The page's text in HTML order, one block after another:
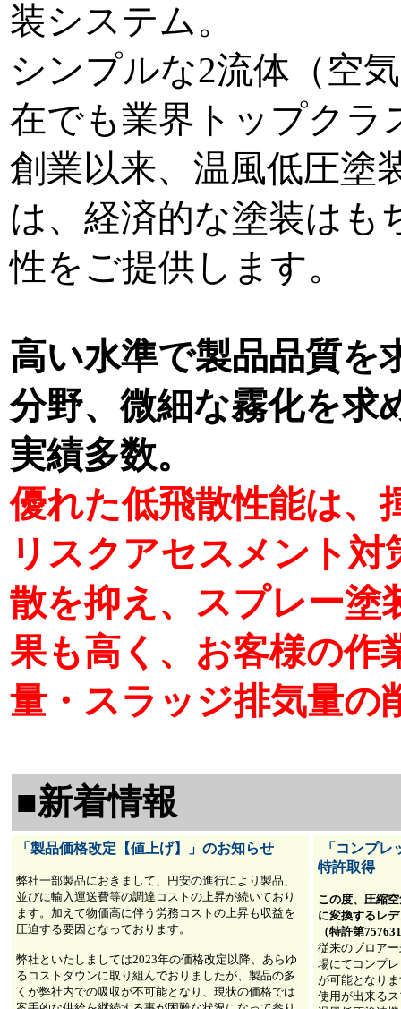
装システム。
シンプルな2流体（空
在でも業界トップクラ
創業以来、温風低圧塗
は、経済的な塗装はも
性をご提供します。
高い水準で製品品質を
分野、微細な霧化を求
実績多数。
優れた低飛散性能は、
リスクアセスメント
散を抑え、スプレー塗
果も高く、お客様の作
量・スラッジ排気量の
■新着情報
「製品価格改定【値上げ】」のお知らせ
弊社一部製品におきまして、円安の進行により製品、
並びに輸入運送費等の調達コストの上昇が続いており
ます。加えて物価高に伴う労務コストの上昇も収益を
圧迫する要因となっております。
弊社といたしましては2023年の価格改定以降、あらゆ
るコストダウンに取り組んでおりましたが、製品の多
くが弊社内での吸収が不可能となり、現状の価格では
「コンプ
特許取得
この度、圧縮
に変換するレ
（特許第
従来のブロア
場にてコンプ
が可能となり
使用が出来る